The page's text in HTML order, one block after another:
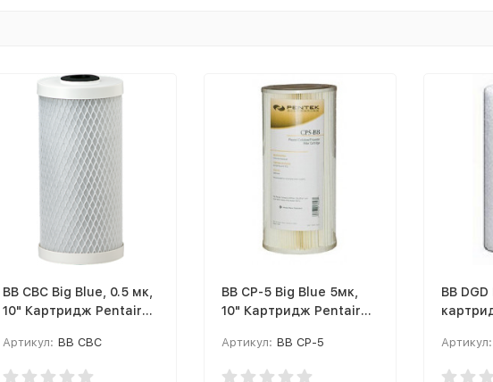
BB CBC Big Blue, 0.5 мк,
10" Картридж Pentair
Артикул: BB CBC
BB CP-5 Big Blue 5мк,
10" Картридж Pentair
Артикул: BB CP-5
BB
Артикул: